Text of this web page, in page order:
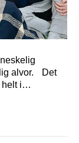
alvor. Det
helt i…